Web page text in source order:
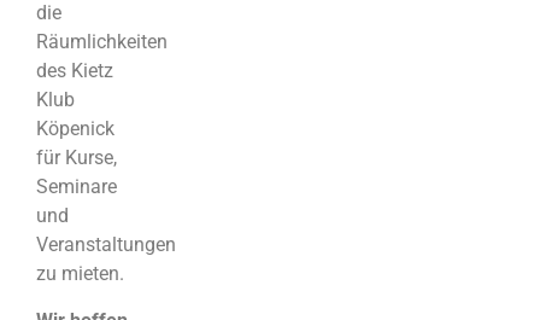
die
Räumlichkeiten
des Kietz
Klub
Köpenick
für Kurse,
Seminare
und
Veranstaltungen
zu mieten.